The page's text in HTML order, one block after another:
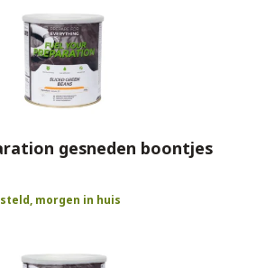
gesneden boontjes
morgen in huis